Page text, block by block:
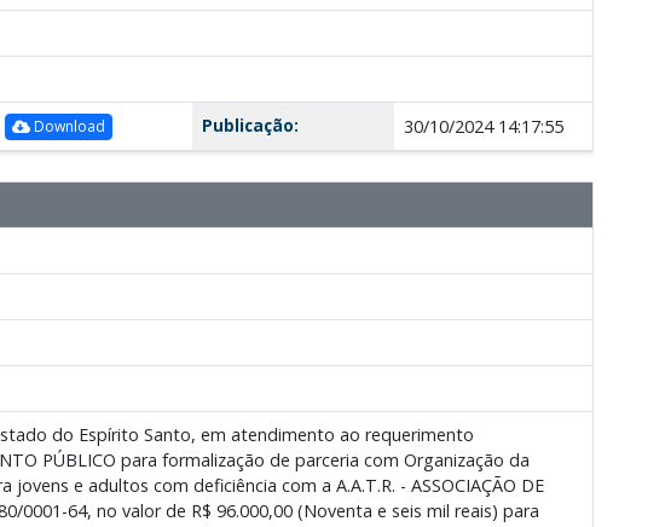
Download Publicação: 30/10/2024 14:17:55
do Espírito Santo, em atendimento ao requerimento
PÚBLICO para formalização de parceria com Organização da
e adultos com deficiência com a A.A.T.R. - ASSOCIAÇÃO DE
0001-64, no valor de R$ 96.000,00 (Noventa e seis mil reais) para